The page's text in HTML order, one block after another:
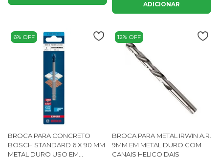
ADICIONAR
6% OFF
BROCA PARA CONCRETO
BOSCH STANDARD 6 X 90 MM
METAL DURO USO EM
12% OFF
BROCA PARA METAL IRWIN A.R.
9MM EM METAL DURO COM
CANAIS HELICOIDAIS